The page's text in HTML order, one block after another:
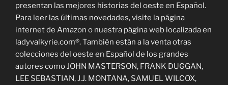
presentan las mejores historias del oeste en Español.
Para leer las últimas novedades, visite la página
internet de Amazon o nuestra página web localizada en
ladyvalkyrie.com®. También están a la venta otras
colecciones del oeste en Español de los grandes
autores como JOHN MASTERSON, FRANK DUGGAN,
LEE SEBASTIAN, J.J. MONTANA, SAMUEL WILCOX,